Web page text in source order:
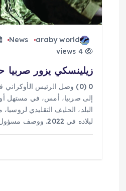
araby world
News
4 views
زيلينسكي يزور صربيا
0 (0) وصل الرئيس الأوكراني
إلى صربيا، أمس، في مستهل
البلد، الحليف التقليدي
لبلاده في 2022. ووصف مسؤول…